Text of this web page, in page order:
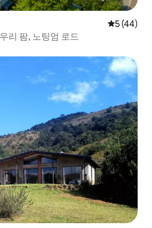
평점 5점(5
5 (44)
리 팜, 노팅엄 로드